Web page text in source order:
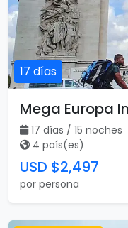
17 días
Mega Europa
17 días / 15 noches
4 país(es)
USD $2,497
por persona